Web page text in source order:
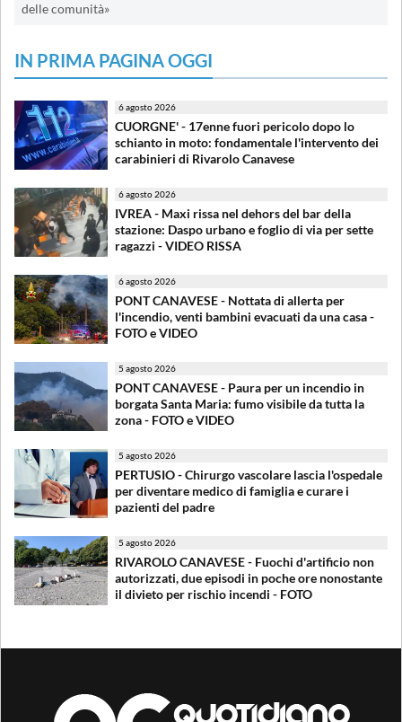
delle comunità»
IN PRIMA PAGINA OGGI
6 agosto 2026
CUORGNE' - 17enne fuori pericolo dopo lo
schianto in moto: fondamentale l'intervento dei
carabinieri di Rivarolo Canavese
6 agosto 2026
IVREA - Maxi rissa nel dehors del bar della
stazione: Daspo urbano e foglio di via per sette
ragazzi - VIDEO RISSA
6 agosto 2026
PONT CANAVESE - Nottata di allerta per
l'incendio, venti bambini evacuati da una casa -
FOTO e VIDEO
5 agosto 2026
PONT CANAVESE - Paura per un incendio in
borgata Santa Maria: fumo visibile da tutta la
zona - FOTO e VIDEO
5 agosto 2026
PERTUSIO - Chirurgo vascolare lascia l'ospedale
per diventare medico di famiglia e curare i
pazienti del padre
5 agosto 2026
RIVAROLO CANAVESE - Fuochi d'artificio non
autorizzati, due episodi in poche ore nonostante
il divieto per rischio incendi - FOTO